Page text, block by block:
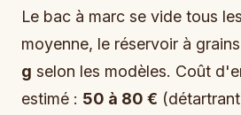
Le bac à marc se vide tous
moyenne, le réservoir à
g selon les modèles. Coût
estimé : 50 à 80 €